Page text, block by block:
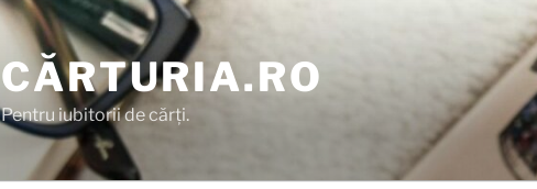
CĂRTURIA.RO
Pentru iubitorii de cărți.